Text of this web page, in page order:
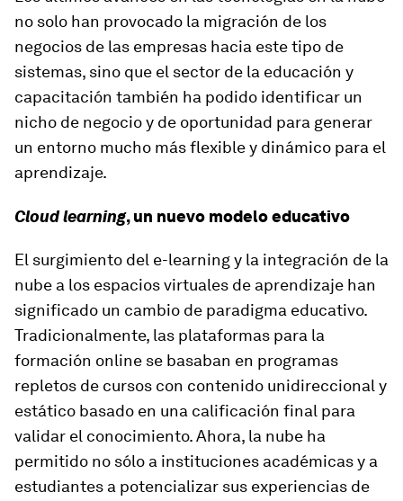
no solo han provocado la migración de los
negocios de las empresas hacia este tipo de
sistemas, sino que el sector de la educación y
capacitación también ha podido identificar un
nicho de negocio y de oportunidad para generar
un entorno mucho más flexible y dinámico para el
aprendizaje.
Cloudlearning, un nuevo modelo educativo
El surgimiento del e-learning y la integración de la
nube a los espacios virtuales de aprendizaje han
significado un cambio de paradigma educativo.
Tradicionalmente, las plataformas para la
formación online se basaban en programas
repletos de cursos con contenido unidireccional y
estático basado en una calificación final para
validar el conocimiento. Ahora, la nube ha
permitido no sólo a instituciones académicas y a
estudiantes a potencializar sus experiencias de